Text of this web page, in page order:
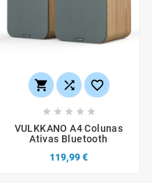
  
    
VULKKANO A4 Colunas
Ativas Bluetooth
119,99 €